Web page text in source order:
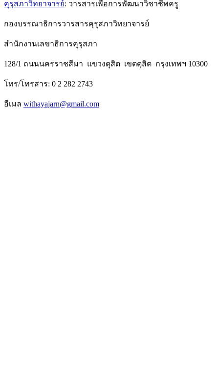
คุรุสภาวิทยาจารย์: วารสารเพื่อการพัฒนาวิชาชีพครู
กองบรรณาธิการวารสารคุรุสภาวิทยาจารย์
สำนักงานเลขาธิการคุรุสภา
128/1 ถนนนครราชสีมา แขวงดุสิต เขตดุสิต กรุงเทพฯ 10300
โทร/โทรสาร: 0 2 282 2743
อีเมล withayajarn@gmail.com